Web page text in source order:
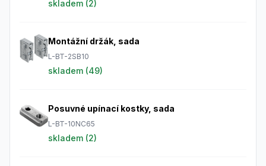
skladem (2)
Montážní držák, sada
L-BT-2SB10
skladem (49)
Posuvné upínací kostky, sada
L-BT-10NC65
skladem (2)